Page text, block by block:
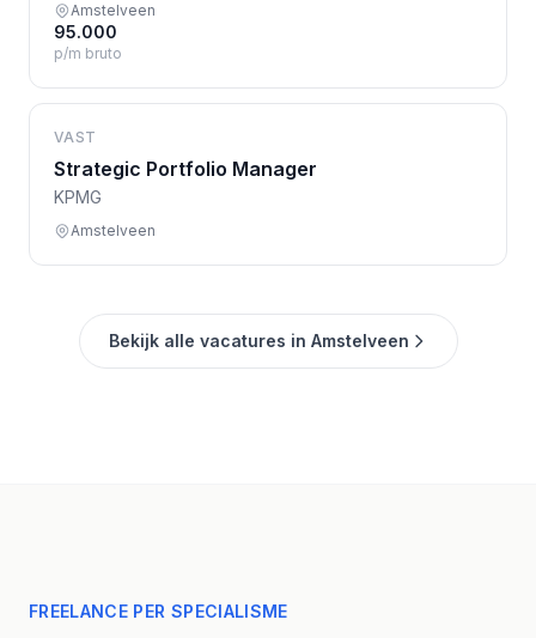
Amstelveen
95.000
p/m bruto
VAST
Strategic Portfolio Manager
KPMG
Amstelveen
Bekijk alle vacatures in Amstelveen
FREELANCE PER SPECIALISME